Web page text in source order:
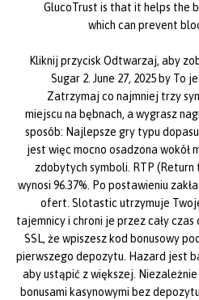
GlucoTrust is that it helps the
which can prevent
Kliknij przycisk Odtwarzaj, aby
Sugar 2. June 27, 2025 by To
Zatrzymaj co najmniej trzy
miejscu na bębnach, a wygrasz
sposób: Najlepsze gry typu
jest więc mocno osadzona wokół
zdobytych symboli. RTP (Return
wynosi 96.37%. Po postawieniu
ofert. Slotastic utrzymuje
tajemnicy i chroni je przez cały
SSL, że wpiszesz kod bonusowy
pierwszego depozytu. Hazard jest
aby ustąpić z większej.
bonusami kasynowymi bez